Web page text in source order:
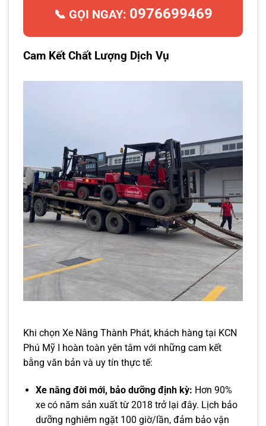
📞 GỌI NGAY: 0976699469
Cam Kết Chất Lượng Dịch Vụ
Khi chọn Xe Nâng Thành Phát, khách hàng tại KCN
Phú Mỹ I hoàn toàn yên tâm với những cam kết
bằng văn bản và uy tín thực tế:
Xe nâng đời mới, bảo dưỡng định kỳ: Hơn 90%
xe có năm sản xuất từ 2018 trở lại đây. Lịch bảo
dưỡng nghiêm ngặt 100 giờ/lần, đảm bảo vận